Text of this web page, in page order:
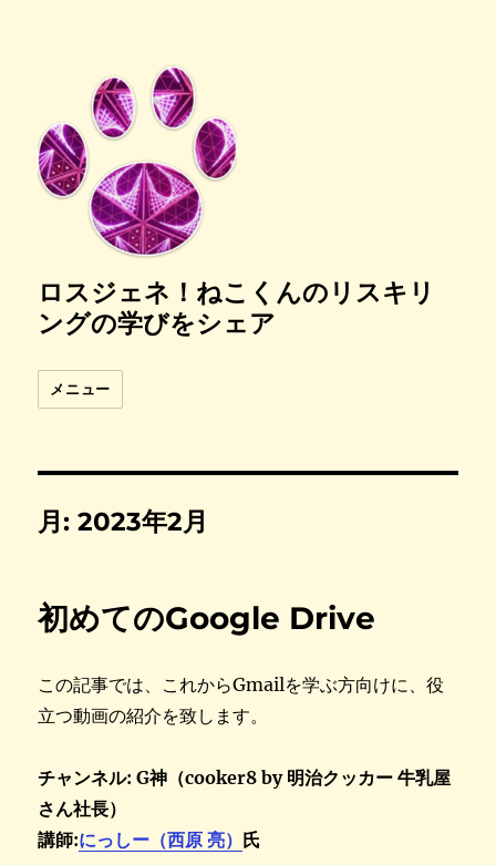
ロスジェネ！ねこくんのリスキリ
ングの学びをシェア
メニュー
月:2023年2月
初めてのGoogle Drive
この記事では、これからGmailを学ぶ方向けに、役
立つ動画の紹介を致します。
チャンネル: G神（cooker8 by 明治クッカー 牛乳屋
さん社長）
講師:にっしー（西原 亮） 氏